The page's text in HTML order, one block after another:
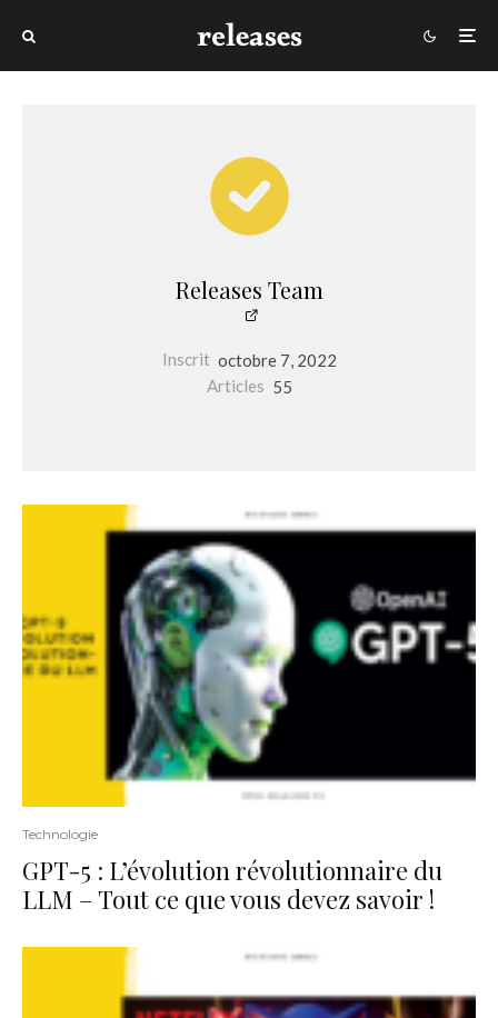
Releases Team
Inscrit octobre 7, 2022
Articles 55
Technologie
GPT-5 : L’évolution révolutionnaire du
LLM – Tout ce que vous devez savoir !